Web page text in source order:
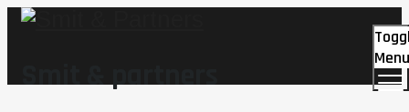
Smit & partners
Menu